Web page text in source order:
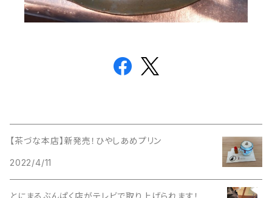
【茶づな本店】新発売！ひやしあめプリン
2022/4/11
とにまるぶんぱく店がテレビで取り上げられます！